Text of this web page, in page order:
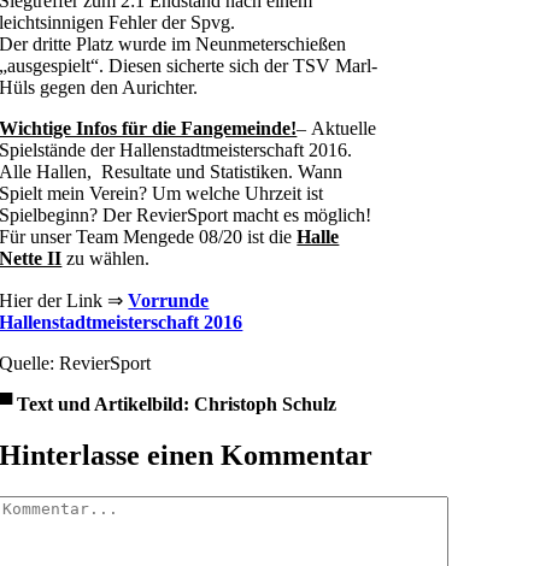
leichtsinnigen Fehler der Spvg.
Der dritte Platz wurde im Neunmeterschießen
„ausgespielt“. Diesen sicherte sich der TSV Marl-
Hüls gegen den Aurichter.
Wichtige Infos für die Fangemeinde!– Aktuelle
Spielstände der Hallenstadtmeisterschaft 2016.
Alle Hallen, Resultate und Statistiken. Wann
Spielt mein Verein? Um welche Uhrzeit ist
Spielbeginn? Der RevierSport macht es möglich!
Für unser Team Mengede 08/20 ist dieHalle
Nette II zu wählen.
Hier der Link ⇒Vorrunde
Hallenstadtmeisterschaft 2016
Quelle: RevierSport
▀Text und Artikelbild: Christoph Schulz
Hinterlasse einen Kommentar